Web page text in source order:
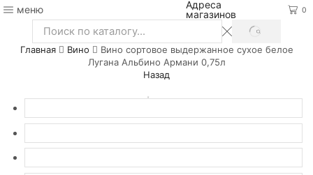
меню
Адреса
магазинов
0
Search
input
SEARCH
Главная Вино
Вино сортовое выдержанное сухое белое
Лугана Альбино Армани 0,75л
Назад